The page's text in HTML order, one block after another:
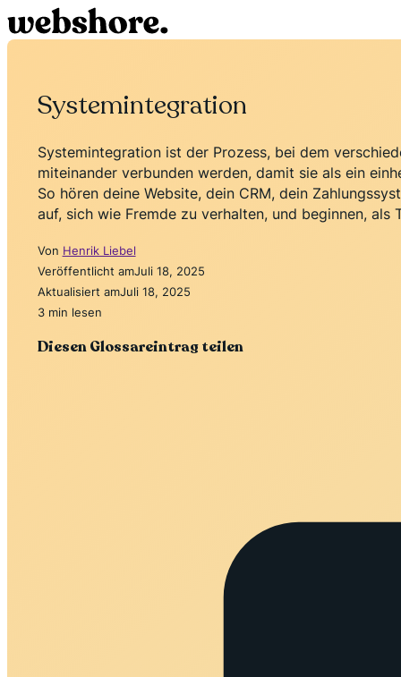
Systemintegration
Systemintegration ist der Prozess, bei dem
miteinander verbunden werden, damit sie als ein
So hören deine Website, dein CRM, dein
auf, sich wie Fremde zu verhalten, und beginnen, als
Von Henrik Liebel
Veröffentlicht amJuli 18, 2025
Aktualisiert amJuli 18, 2025
3 min lesen
Diesen Glossareintrag teilen